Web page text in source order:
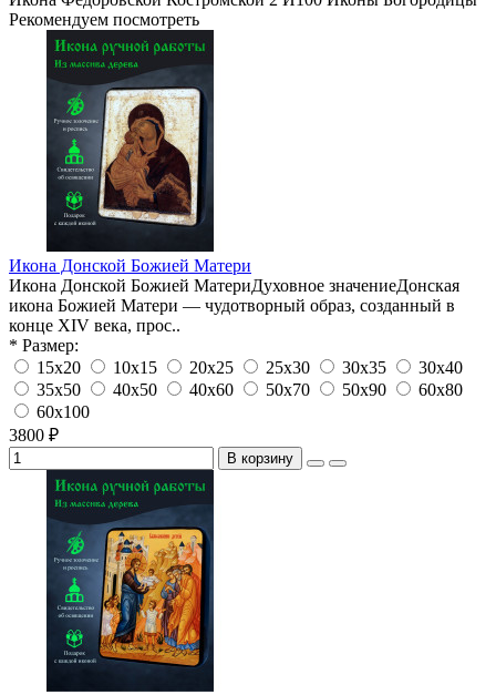
Рекомендуем посмотреть
Икона Донской Божией Матери
Икона Донской Божией МатериДуховное значениеДонская
икона Божией Матери — чудотворный образ, созданный в
конце XIV века, прос..
* Размер:
15х20
10х15 20х25 25х30 30х35
30х40
35х50
40х50 40х60 50х70 50х90
60х80
60х100
3800 ₽
В корзину